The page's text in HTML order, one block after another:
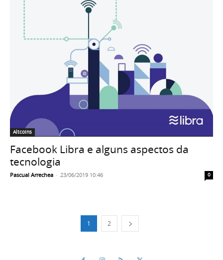
Altcoins
Facebook Libra e alguns aspectos da
tecnologia
Pascual Arrechea - 23/06/2019 10:46 0
1 2